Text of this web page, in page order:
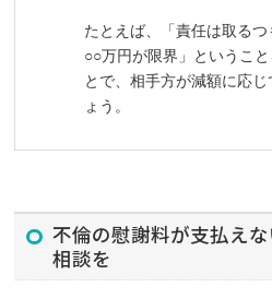
たとえば、「責任は取る
○○万円が限界」というこ
とで、相手方が減額に応
ょう。
不倫の慰謝料が支払え
相談を